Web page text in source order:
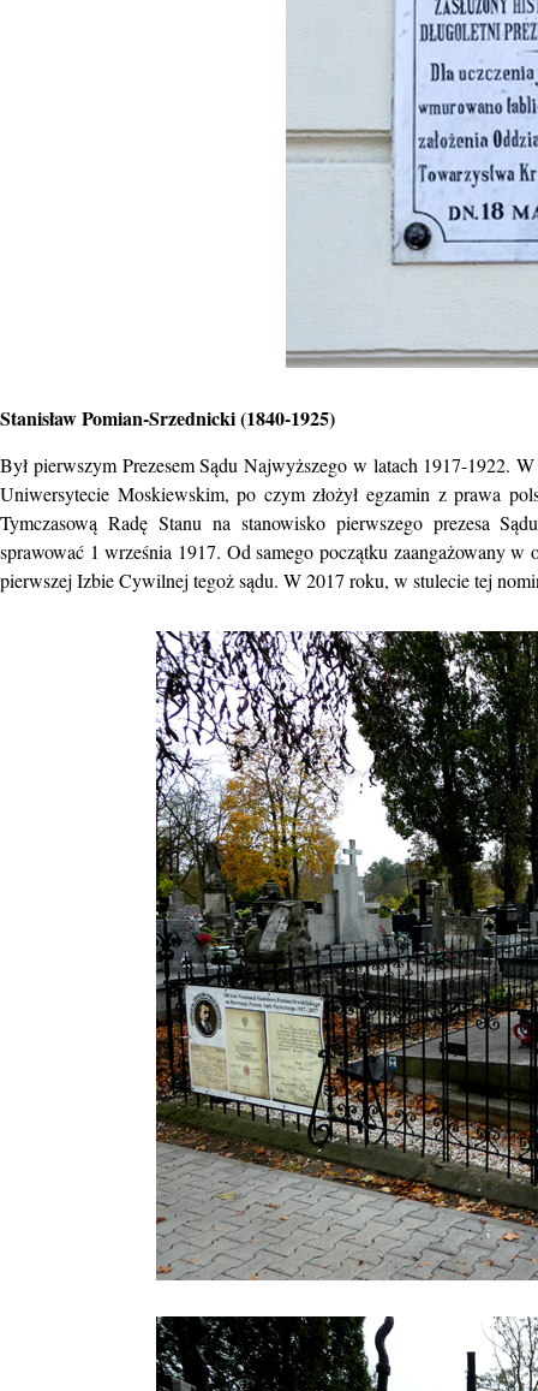
Stanisław Pomian-Srzednicki (1840-1925)
Był pierwszym Prezesem Sądu Najwyższego w latach 1917-1922.
Uniwersytecie Moskiewskim, po czym złożył egzamin z prawa
Tymczasową Radę Stanu na stanowisko pierwszego prezesa
sprawować 1 września 1917. Od samego początku zaangażowany
pierwszej Izbie Cywilnej tegoż sądu. W 2017 roku, w stulecie tej